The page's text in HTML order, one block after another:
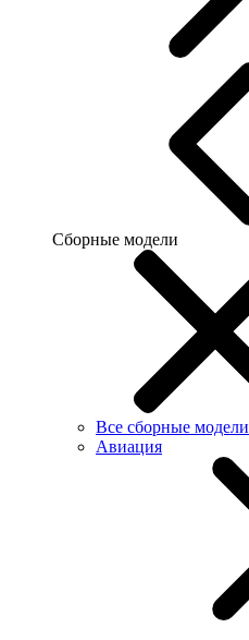
Сборные модели
Все сборные модели
Авиация